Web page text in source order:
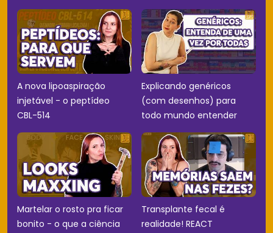
A nova lipoaspiração
injetável - o peptídeo
CBL-514
Explicando genéricos
(com desenhos) para
todo mundo entender
Martelar o rosto pra ficar
bonito - o que a ciência
Transplante fecal é
realidade! REACT